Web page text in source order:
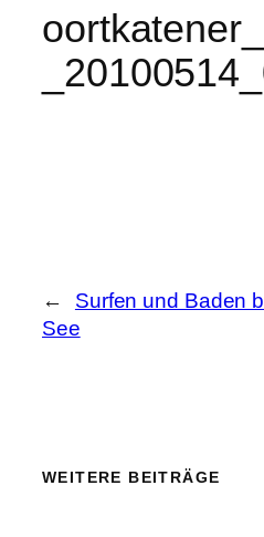
←
Surfen und Baden
See
WEITERE BEITRÄGE